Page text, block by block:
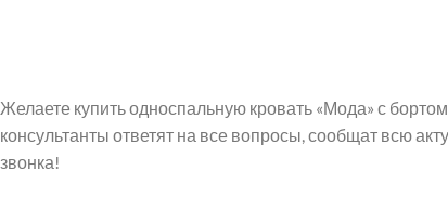
Желаете купить односпальную кровать «Мода» с
консультанты ответят на все вопросы, сообщат всю
звонка!